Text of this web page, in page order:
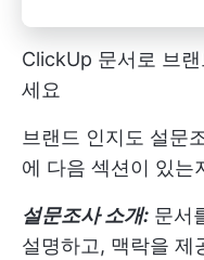
ClickUp 문서로 브
세요
브랜드 인지도 설문
에 다음 섹션이 있는
설문조사 소개: 문서
설명하고, 맥락을 제